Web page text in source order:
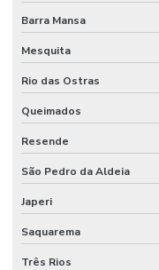
Barra Mansa
Mesquita
Rio das Ostras
Queimados
Resende
São Pedro da Aldeia
Japeri
Saquarema
Três Rios